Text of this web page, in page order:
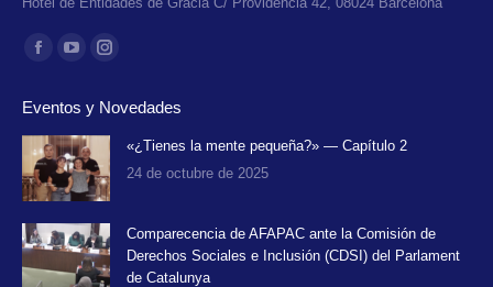
Encuéntranos en:
Facebook
opens
in
new
window
YouTube
opens
in
new
window
Instagram
opens
in
new
window
Eventos y Novedades
«¿Tienes la mente pequeña?» — Capítulo 2
24 de octubre de 2025
Comparecencia de AFAPAC ante la Comisión de
Derechos Sociales e Inclusión (CDSI) del Parlament
de Catalunya